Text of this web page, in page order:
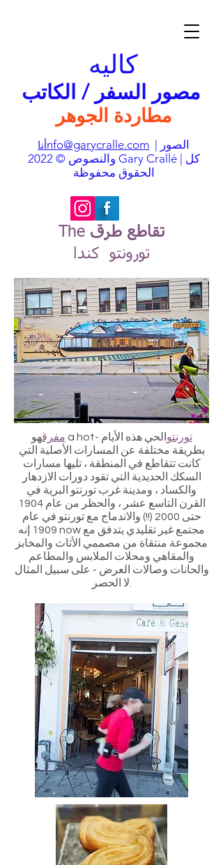
كاليه
مطاردة الجوهر
أناnfo@garycralle.com
والنصوص © 2022 Gary Crallé | كل
الحقوق محفوظة
The تقاطع طرق
تورونتو كندا
مفرق هو a hot تورنتو الحي هذه الأيام -
بطريقة مختلفة عن المسارات الأصلية التي
كانت تتقاطع في المنطقة ، تليها مسارات
السكك الحديدية التي تقود دورات الازدهار
والكساد ، ومدينة غرب تورنتو البرية في
القرن التاسع عشر ، والحظر من عام 1904
حتى 2000 (!!) والاندماج مع تورنتو في عام
1909 إنه now مجتمع غير تقليدي يتدفق مع
مجموعة منتقاة من مصممي الأثاث والمخابز
والمقاهي ومحلات الملابس والمطاعم
والحانات وصالات العرض - على سبيل المثال